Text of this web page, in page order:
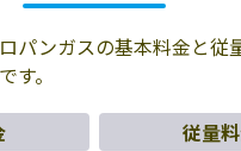
パンガスの基本料金と従
す。
従量